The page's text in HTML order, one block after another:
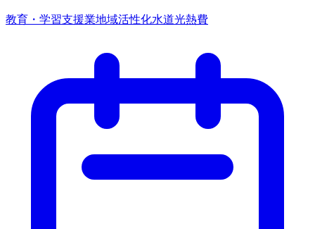
教育・学習支援業地域活性化水道光熱費